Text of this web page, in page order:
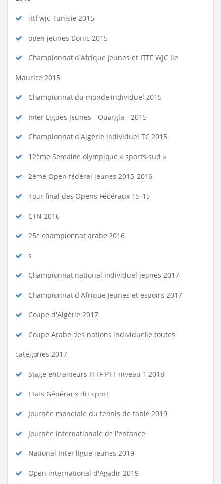
ittf wjc Tunisie 2015
open jeunes Donic 2015
Championnat d'Afrique jeunes et ITTF WJC Ile
Maurice 2015
Championnat du monde individuel 2015
Inter Ligues Jeunes - Ouargla - 2015
Championnat d'Algérie individuel TC 2015
12ème Semaine olympique « sports-sud »
2ème Open fédéral jeunes 2015-2016
Tour final des Opens Fédéraux 15-16
CTN 2016
25e championnat arabe 2016
s
Championnat national individuel jeunes 2017
Championnat d'Afrique Jeunes et espoirs 2017
Coupe d'Algérie 2017
Coupe Arabe des nations individuelle toutes
catégories 2017
Stage entraineurs ITTF PTT niveau 1 2018
Etats Généraux du sport
Journée mondiale du tennis de table 2019
Journée internationale de l'enfance
National Inter ligue jeunes 2019
Open international d'Agadir 2019